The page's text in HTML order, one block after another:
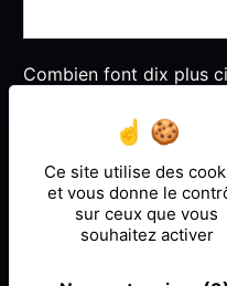
Ce site utilise des
et vous donne le
sur ceux que vous
souhaitez activer
Combien font dix plus
En cochant cette
particulières ci-